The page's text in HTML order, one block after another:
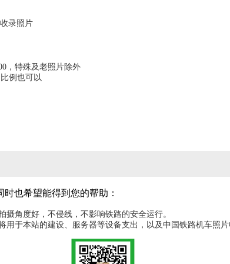
录照片
，特殊及老照片除外
例也可以
也希望能得到您的帮助：
摄角度好，不侵线，不影响铁路的安全运行。
用于本站的建设、服务器等设备支出，以及中国铁路机车照片